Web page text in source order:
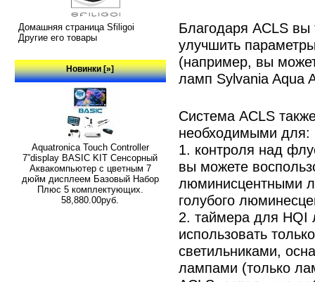
Домашняя страница Sfiligoi
Другие его товары
Новинки [»]
Aquatronica Touch Controller
7”display BASIC KIT Сенсорный
Аквакомпьютер с цветным 7
дюйм дисплеем Базовый Набор
Плюс 5 комплектующих.
58,880.00руб.
Благодаря ACLS вы
улучшить
(например, вы
ламп Sylvania Aqua
Система ACLS
необходимыми для:
1. контроля над
вы можете
люминисцентными
голубого
2. таймера для HQI
использовать
светильниками,
лампами (только